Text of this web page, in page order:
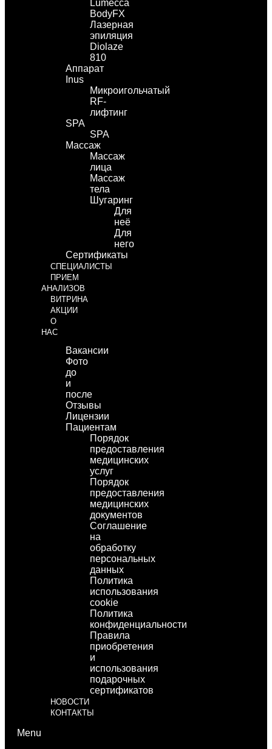
Lumecca
BodyFX
Лазерная
эпиляция
Diolaze
810
Аппарат
Inus
Микроигольчатый
RF-
лифтинг
SPA
SPA
Массаж
Массаж
лица
Массаж
тела
Шугаринг
Для
неё
Для
него
Сертификаты
СПЕЦИАЛИСТЫ
ПРИЕМ
АНАЛИЗОВ
ВИТРИНА
АКЦИИ
О
НАС
Вакансии
Фото
до
и
после
Отзывы
Лицензии
Пациентам
Порядок
предоставления
медицинских
услуг
Порядок
предоставления
медицинских
документов
Соглашение
на
обработку
персональных
данных
Политика
использования
cookie
Политика
конфиденциальности
Правила
приобретения
и
использования
подарочных
сертификатов
НОВОСТИ
КОНТАКТЫ
Menu